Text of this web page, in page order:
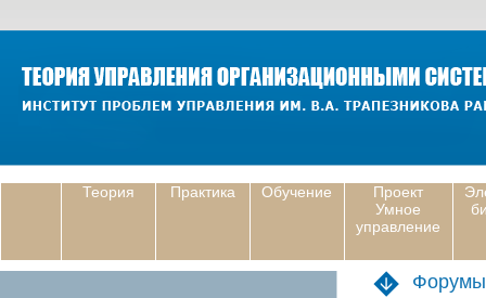
Теория Практика Обучение
Проект
Умное
управление